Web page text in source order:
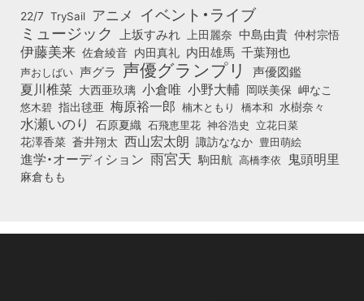
22/7 TrySail アニメ イベント・ライブ
ミュージック 上坂すみれ 上田麗奈 中島由貴 仲村宗悟
伊藤美来 佐倉綾音 内田真礼 内田雄馬 千葉翔也
声おしばい 声グラ 声優グランプリ 声優図鑑
夏川椎菜 大西亜玖璃 小倉唯 小野大輔 岡咲美保 岬なこ
悠木碧 指出毬亜 梅原裕一郎 楠木ともり 橋本和 水樹奈々
水瀬いのり 石原夏織 石飛恵里花 神谷浩史 立花日菜
花澤香菜 蒼井翔太 西山宏太朗 諏訪ななか 豊田萌絵
進学・オーディション 雨宮天 駒田航 高橋李依 鬼頭明里
麻倉もも